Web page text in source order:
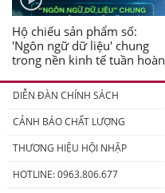
Hộ chiếu sản phẩm số:
'Ngôn ngữ dữ liệu' chung
trong nền kinh tế tuần hoàn
DIỄN ĐÀN CHÍNH SÁCH
CẢNH BÁO CHẤT LƯỢNG
THƯƠNG HIỆU HỘI NHẬP
HOTLINE: 0963.806.677